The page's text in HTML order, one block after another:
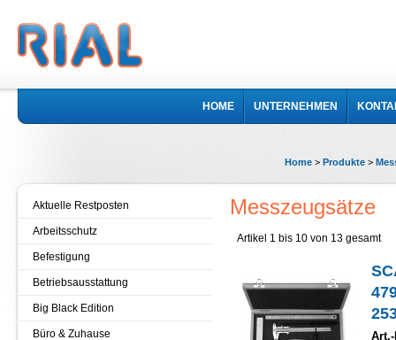
HOME UNTERNEHMEN
Home > Produkte >
Messzeugsätze
Artikel 1 bis 10 von 13 gesamt
Art.-
Aktuelle Restposten
Arbeitsschutz
Befestigung
Betriebsausstattung
Big Black Edition
Büro & Zuhause